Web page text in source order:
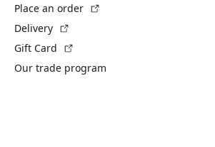
Place an order
Delivery
Gift Card
Our trade program